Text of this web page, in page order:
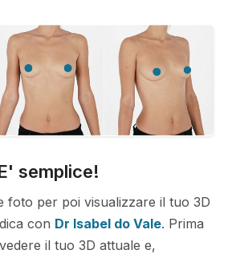
semplice!
foto per poi visualizzare il tuo 3D
con Dr Isabel do Vale. Prima
il tuo 3D attuale e,